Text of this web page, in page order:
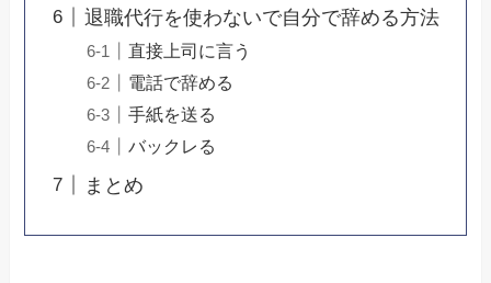
退職代行を使わないで自分で辞める方法
直接上司に言う
電話で辞める
手紙を送る
バックレる
まとめ